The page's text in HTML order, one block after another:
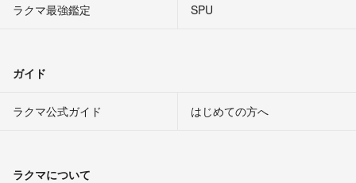
ラクマ最強鑑定
SPU
ガイド
ラクマ公式ガイド はじめての方へ
ラクマについて